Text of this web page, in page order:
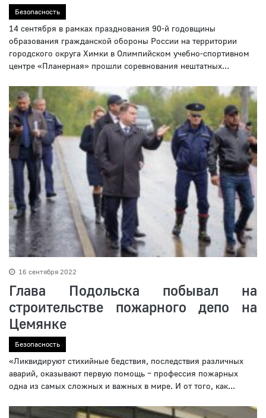
Безопасность
14 сентября в рамках празднования 90-й годовщины
образования гражданской обороны России на территории
городского округа Химки в Олимпийском учебно-спортивном
центре «Планерная» прошли соревнования нештатных...
16 сентября 2022
Глава Подольска побывал на
строительстве пожарного депо на
Цемянке
Безопасность
«Ликвидируют стихийные бедствия, последствия различных
аварий, оказывают первую помощь – профессия пожарных
одна из самых сложных и важных в мире. И от того, как...